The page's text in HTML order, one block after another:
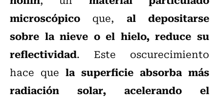
microscópico que, al depositarse
sobre la nieve o el hielo, reduce su
reflectividad. Este oscurecimiento
hace que la superficie absorba más
radiación solar, acelerando el